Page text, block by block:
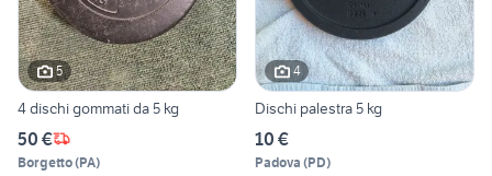
5
4 dischi gommati da 5 kg
50 €
Borgetto(PA)
4
Dischi palestra 5 kg
10 €
Padova (PD)